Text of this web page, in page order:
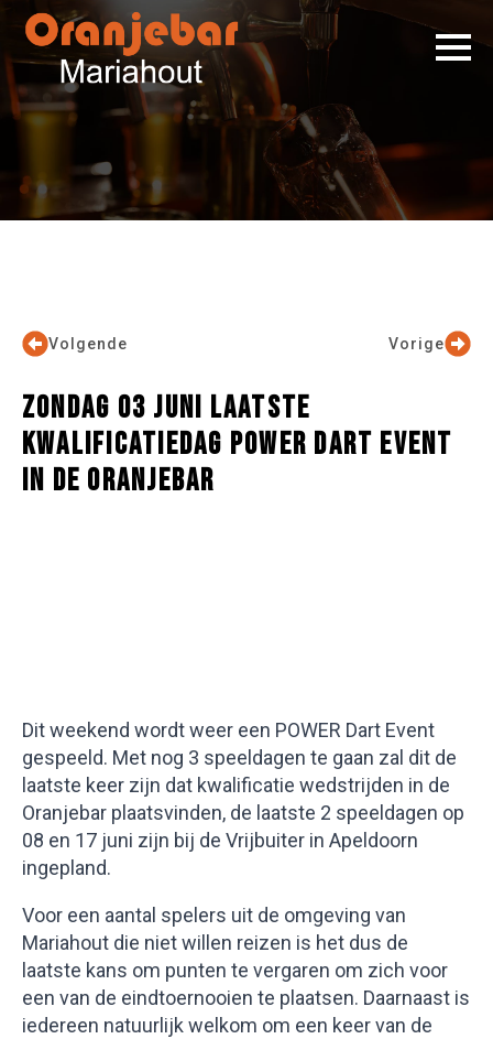
Vorige
Volgende
ZONDAG 03 JUNI LAATSTE
KWALIFICATIEDAG POWER DART EVENT
IN DE ORANJEBAR
Dit weekend wordt weer een POWER Dart Event
gespeeld. Met nog 3 speeldagen te gaan zal dit de
laatste keer zijn dat kwalificatie wedstrijden in de
Oranjebar plaatsvinden, de laatste 2 speeldagen op
08 en 17 juni zijn bij de Vrijbuiter in Apeldoorn
ingepland.
Voor een aantal spelers uit de omgeving van
Mariahout die niet willen reizen is het dus de
laatste kans om punten te vergaren om zich voor
een van de eindtoernooien te plaatsen. Daarnaast is
iedereen natuurlijk welkom om een keer van de